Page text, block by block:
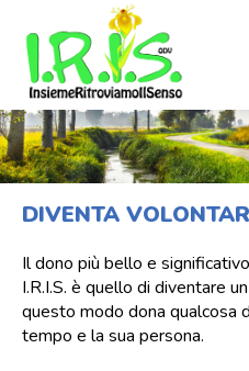
DIVENTA
Il dono più bello e
I.R.I.S. è quello di diventare
questo modo dona qualcosa
tempo e la sua persona.